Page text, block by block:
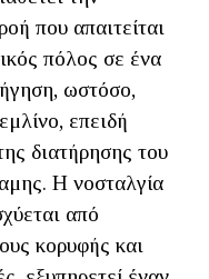
που απαιτείται
πόλος σε ένα
ωστόσο,
επειδή
διατήρησης του
Η νοσταλγία
από
κορυφής και